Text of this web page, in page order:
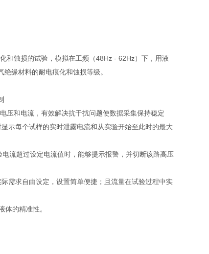
和蚀损的试验，模拟在工频（48Hz - 62Hz）下，用液
缘材料的耐电痕化和蚀损等级。
压和电流，有效解决抗干扰问题使数据采集保持稳定
示每个试样的实时泄露电流和从实验开始至此时的最大
流超过设定电流值时，能够提示报警，并切断该路高压
需求自由设定，设置简单便捷；且流量在试验过程中实
的精准性。